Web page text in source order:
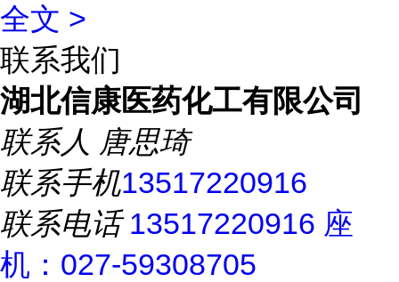
全文 >
联系我们
湖北信康医药化工有限公司
联系人 唐思琦
联系手机13517220916
联系电话13517220916 座
机：027-59308705